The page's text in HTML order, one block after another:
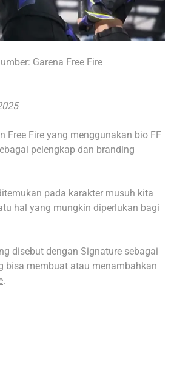
Garena Free Fire
Free Fire yang menggunakan bio FF
pelengkap dan branding
pada karakter musuh kita
hal yang mungkin diperlukan bagi
disebut dengan Signature sebagai
bisa membuat atau menambahkan
.